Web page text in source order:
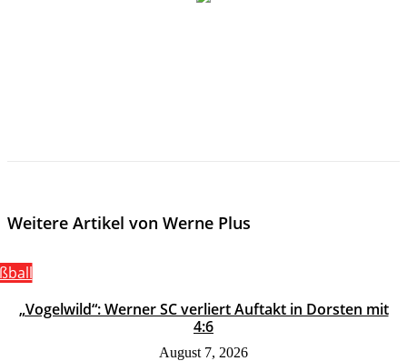
Weitere Artikel von Werne Plus
„Vogelwild“: Werner SC verliert Auftakt in Dorsten mit
4:6
August 7, 2026